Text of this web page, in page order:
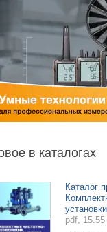
в каталогах
Каталог
pdf,